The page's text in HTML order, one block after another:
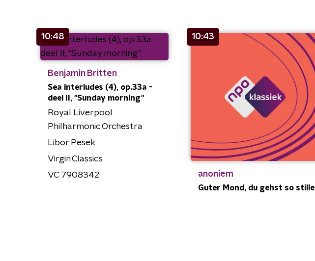
10:48
Benjamin Britten
Sea interludes (4), op.33a -
deel II, "Sunday morning"
Royal Liverpool
Philharmonic Orchestra
Libor Pesek
Virgin Classics
VC 7908342
10:43
anoniem
Guter Mond, du gehst so stille